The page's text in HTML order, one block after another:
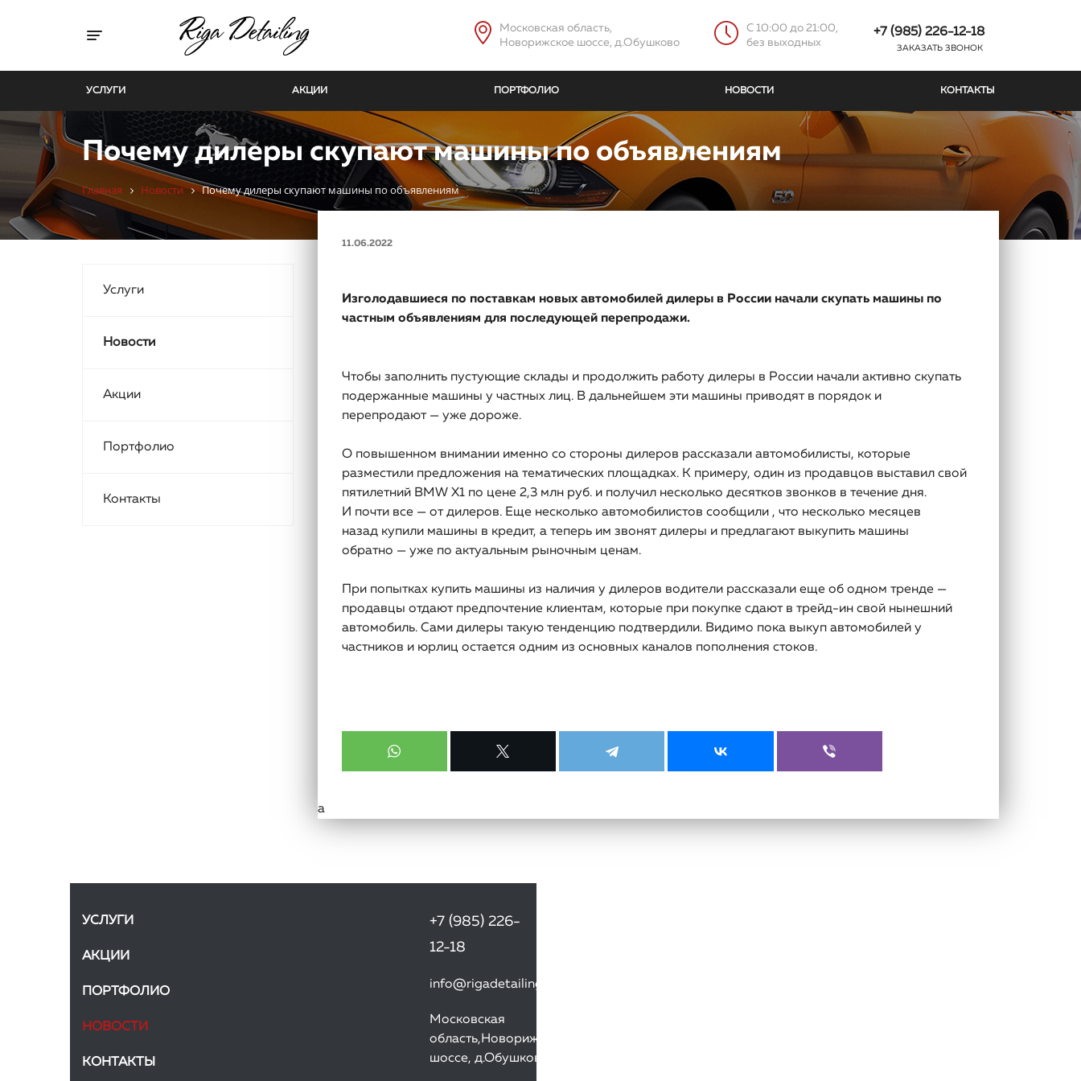
Toggle navigation
Московская область,
Новорижское шоссе, д.Обушково
C 10:00 до 21:00,
без выходных
+7 (985) 226-12-18
ЗАКАЗАТЬ ЗВОНОК
УСЛУГИ АКЦИИ ПОРТФОЛИО НОВОСТИ КОНТАКТЫ
Почему дилеры скупают машины по объявлениям
Главная Новости Почему дилеры скупают машины по объявлениям
Услуги
Новости
Акции
Портфолио
Контакты
11.06.2022
Изголодавшиеся по поставкам новых автомобилей дилеры в России начали скупать машины по
частным объявлениям для последующей перепродажи.
Чтобы заполнить пустующие склады и продолжить работу дилеры в России начали активно скупать
подержанные машины у частных лиц. В дальнейшем эти машины приводят в порядок и
перепродают — уже дороже.
О повышенном внимании именно со стороны дилеров рассказали автомобилисты, которые
разместили предложения на тематических площадках. К примеру, один из продавцов выставил свой
пятилетний BMW X1 по цене 2,3 млн руб. и получил несколько десятков звонков в течение дня.
И почти все — от дилеров. Еще несколько автомобилистов сообщили , что несколько месяцев
назад купили машины в кредит, а теперь им звонят дилеры и предлагают выкупить машины
обратно — уже по актуальным рыночным ценам.
При попытках купить машины из наличия у дилеров водители рассказали еще об одном тренде —
продавцы отдают предпочтение клиентам, которые при покупке сдают в трейд-ин свой нынешний
автомобиль. Сами дилеры такую тенденцию подтвердили. Видимо пока выкуп автомобилей у
частников и юрлиц остается одним из основных каналов пополнения стоков.
а
УСЛУГИ
АКЦИИ
ПОРТФОЛИО
НОВОСТИ
КОНТАКТЫ
+7 (985) 226-
12-18
info@rigadetailing.ru
Московская
область,Новорижское
шоссе, д.Обушково